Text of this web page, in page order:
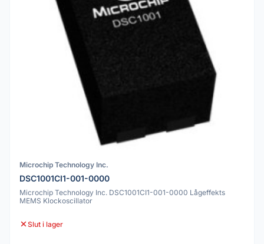
Microchip Technology Inc.
DSC1001CI1-001-0000
Microchip Technology Inc. DSC1001CI1-001-0000 Lågeffekts
MEMS Klockoscillator
Slut i lager